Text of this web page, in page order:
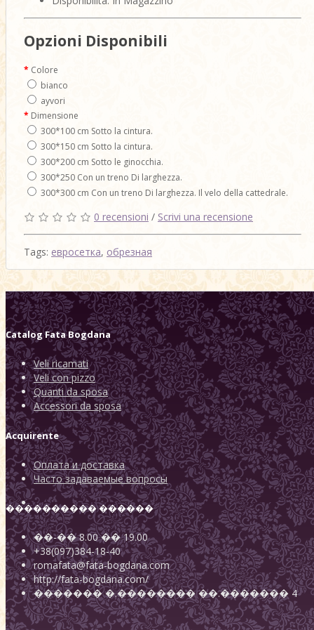
Opzioni Disponibili
Colore
bianco
ayvori
Dimensione
300*100 cm Sotto la cintura.
300*150 cm Sotto la cintura.
300*200 cm Sotto le ginocchia.
300*250 Con un treno Di larghezza.
300*300 cm Con un treno Di larghezza. Il velo della cattedrale.
0 recensioni / Scrivi una recensione
Tags: евросетка, обрезная
CatalogFata Bogdana
Veli ricamati
Veli con pizzo
Quanti da sposa
Accessori da sposa
Acquirente
Оплата и доставка
Часто задаваемые вопросы
���������� ������
��-��8.00��19.00
+38(097)384-18-40
romafata@fata-bogdana.com
http://fata-bogdana.com/
��������.����������.������� 4